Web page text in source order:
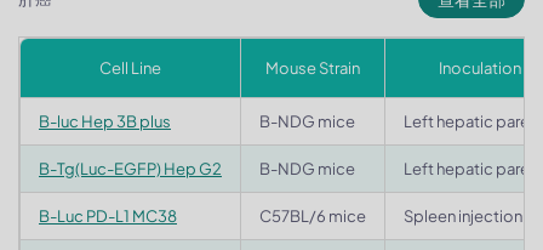
Cell Line Mouse Strain Inoculation
B-luc Hep 3B plus B-NDG mice Left hepatic
B-Tg(Luc-EGFP) Hep G2 B-NDG mice Left hepatic
B-Luc PD-L1 MC38 C57BL/6 mice Spleen injection